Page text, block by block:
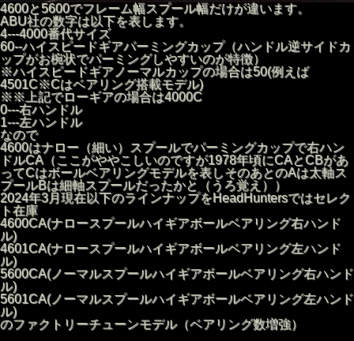
●製品名: Amb 5600/5601CA Factory-tuned Black
●自重(g): 357
●ギア比: 5.3:1
●最大ライン巻取(cm): 65
●最大ドラグ力(Kg): 8
●ラインキャパシティ/0.35mm/約4.5号: 185m
●ラインキャパシティ/0.405mm/6号: 145m
●ラインキャパシティ/PE5号: 140
●ラインキャパシティ/PE6号: 120
●ボール/ローラーベアリング: 6/1
■メーカー希望小売価格(本体価格税抜き): ￥58,500
4600と5600でフレーム幅スプール幅だけが違います。
ABU社の数字は以下を表します。
4---4000番代サイズ
60--ハイスピードギアパーミングカップ（ハンドル逆サイドカ
ップがお椀状でパーミングしやすいのが特徴）
※ハイスピードギアノーマルカップの場合は50(例えば
4501C※Cはベアリング搭載モデル)
※※上記でローギアの場合は4000C
0---右ハンドル
1---左ハンドル
なので
4600はナロー（細い）スプールでパーミングカップで右ハン
ドルCA（ここがややこしいのですが1978年頃にCAとCBがあ
ってCはボールベアリングモデルを表しそのあとのAは太軸ス
プールBは細軸スプールだったかと（うろ覚え））
2024年3月現在以下のラインナップをHeadHuntersではセレク
ト在庫
4600CA(ナロースプールハイギアボールベアリング右ハンド
ル)
4601CA(ナロースプールハイギアボールベアリング左ハンド
ル)
5600CA(ノーマルスプールハイギアボールベアリング右ハンド
ル)
5601CA(ノーマルスプールハイギアボールベアリング左ハンド
ル)
のファクトリーチューンモデル（ベアリング数増強）